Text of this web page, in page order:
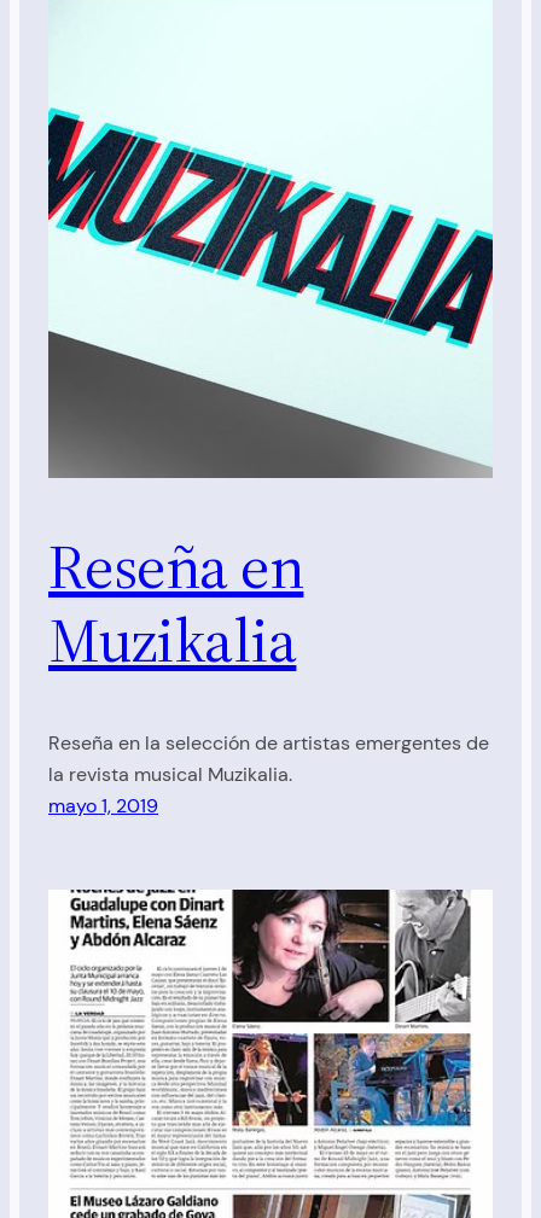
Reseña en
Muzikalia
Reseña en la selección de artistas emergentes de
la revista musical Muzikalia.
mayo 1, 2019